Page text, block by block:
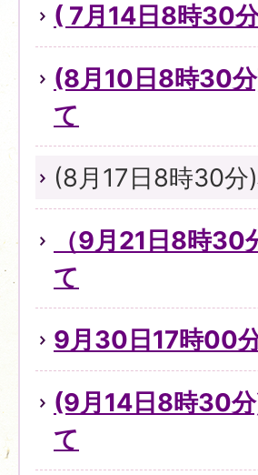
( 7月14日8時30
(8月10日8時30
て
(8月17日8時30
（9月21日8時
て
9月30日17時00
(9月14日8時30
て